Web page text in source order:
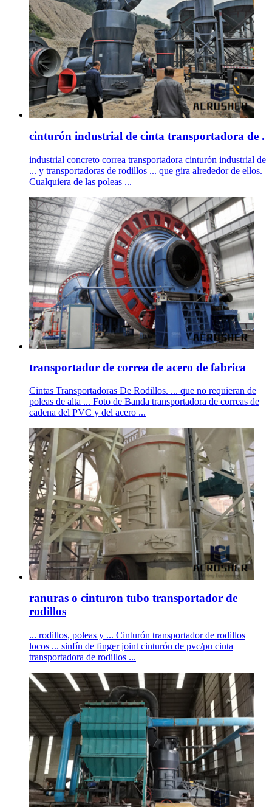
cinturón industrial de cinta transportadora de .
industrial concreto correa transportadora cinturón industrial de
... y transportadoras de rodillos ... que gira alrededor de ellos.
Cualquiera de las poleas ...
transportador de correa de acero de fabrica
Cintas Transportadoras De Rodillos. ... que no requieran de
poleas de alta ... Foto de Banda transportadora de correas de
cadena del PVC y del acero ...
ranuras o cinturon tubo transportador de
rodillos
... rodillos, poleas y ... Cinturón transportador de rodillos
locos ... sinfín de finger joint cinturón de pvc/pu cinta
transportadora de rodillos ...